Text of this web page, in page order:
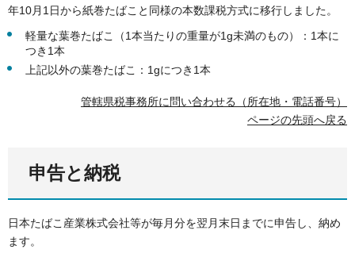
年10月1日から紙巻たばこと同様の本数課税方式に移行しました。
軽量な葉巻たばこ（1本当たりの重量が1g未満のもの）：1本に
つき1本
上記以外の葉巻たばこ：1gにつき1本
管轄県税事務所に問い合わせる（所在地・電話番号）
ページの先頭へ戻る
申告と納税
日本たばこ産業株式会社等が毎月分を翌月末日までに申告し、納め
ます。